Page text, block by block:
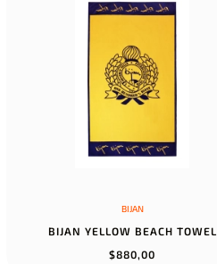
BIJAN
BIJAN YELLOW BEACH TOWEL
$880,00